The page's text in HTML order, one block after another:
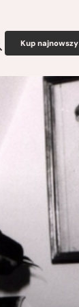
Kup